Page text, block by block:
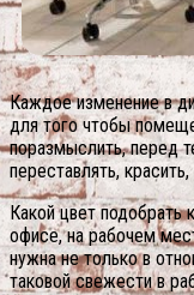
Каждое изменение в
для того чтобы
поразмыслить, перед
переставлять,
Какой цвет подобрать
офисе, на рабочем
нужна не только в
таковой свежести в